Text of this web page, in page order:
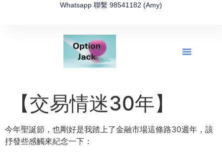
Whatsapp 聯繫 98541182 (Amy)
【交易情迷30年】
今年聖誕節，也剛好是我踏上了金融市場這條路30週年，該
抒發些感觸來紀念一下：